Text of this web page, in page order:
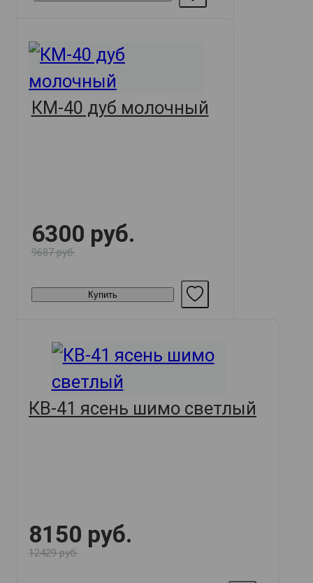
КМ-40 дуб молочный
6300 руб.
9687 руб.
Купить
КВ-41 ясень шимо светлый
8150 руб.
12429 руб.